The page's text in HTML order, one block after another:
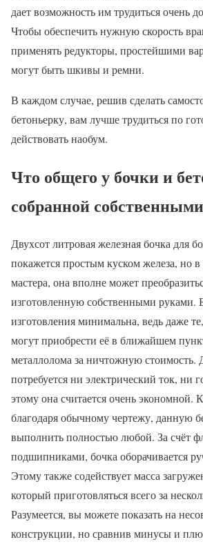
дает возможность им трудиться очень
Чтобы обеспечить нужную скорость
применять редукторы, простейшими
могут быть шкивы и ремни.
В каждом случае, решив сделать
бетоньерку, вам лучше трудиться по
действовать наобум.
Что общего у бочки и
собранной
Двухсот литровая железная бочка для
покажется простым куском железа, но
мастера, она вполне может
изготовленную собственными руками.
изготовления минимальна, ведь даже
могут приобрести её в ближайшем
металлолома за ничтожную стоимость.
потребуется ни электрический ток, ни
этому она считается очень экономной.
благодаря обычному чертежу, данную
выполнить полностью любой. За счёт
подшипниками, бочка оборачивается
Этому также содействует масса
который приготовляться всего за
Разумеется, вы можете показать на
конструкции, но сравнив минусы и